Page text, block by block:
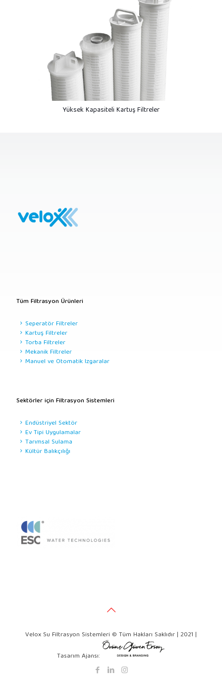
Yüksek Kapasiteli Kartuş Filtreler
Tüm Filtrasyon Ürünleri
Seperatör Filtreler
Kartuş Filtreler
Torba Filtreler
Mekanik Filtreler
Manuel ve Otomatik Izgaralar
Sektörler için Filtrasyon Sistemleri
Endüstriyel Sektör
Ev Tipi Uygulamalar
Tarımsal Sulama
Kültür Balıkçılığı
Velox Su Filtrasyon Sistemleri © Tüm Hakları Saklıdır | 2021 |
Tasarım Ajansı: